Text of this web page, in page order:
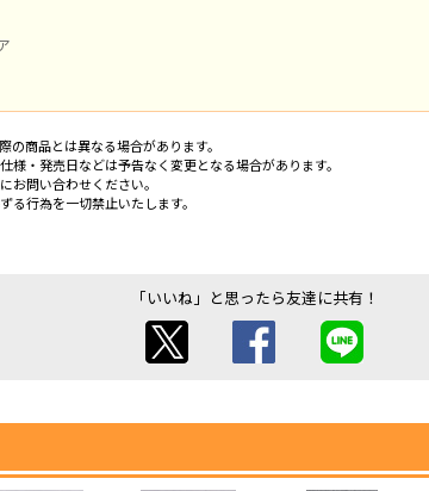
商品とは異なる場合があります。
様・発売日などは予告なく変更となる場合があります。
お問い合わせください。
る行為を一切禁止いたします。
「いいね」と思ったら友達に共有！